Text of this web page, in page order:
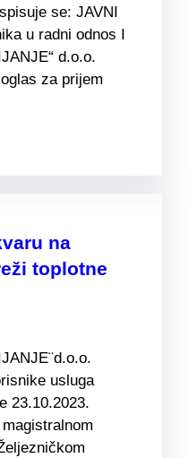
se: JAVNI
u radni odnos I
d.o.o.
za prijem
na
toplotne
usluga
23.10.2023.